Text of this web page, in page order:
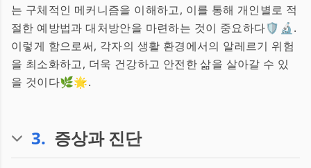
는 구체적인 메커니즘을 이해하고, 이를 통해 개인별로 적
절한 예방법과 대처방안을 마련하는 것이 중요하다🛡️🔬.
이렇게 함으로써, 각자의 생활 환경에서의 알레르기 위험
을 최소화하고, 더욱 건강하고 안전한 삶을 살아갈 수 있
을 것이다🌿🌟.
3. 증상과 진단